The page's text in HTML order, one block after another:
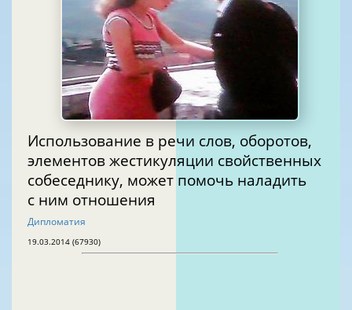
Использование в речи слов, оборотов,
элементов жестикуляции свойственных
собеседнику, может помочь наладить
с ним отношения
Дипломатия
19.03.2014 (67930)